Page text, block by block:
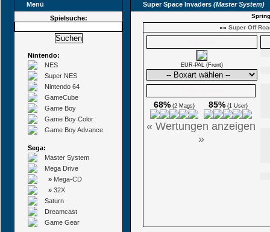
Menü Super Space Invaders (Master System)
Spielsuche:
Nintendo:
NES
Super NES
Nintendo 64
GameCube
Game Boy
Game Boy Color
Game Boy Advance
Sega:
Master System
Mega Drive
» Mega-CD
» 32X
Saturn
Dreamcast
Game Gear
«« Super Off
EUR-PAL (Front)
68% (2 Mags) 85% (1 User)
« Wertungen anzeigen
»